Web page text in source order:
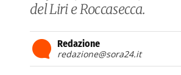
del Liri e Roccasecca.
Redazione
redazione@sora24.it